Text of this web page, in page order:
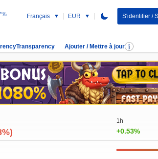
Français EUR S'identifier /
Ajouter / Mettre à jour
1h
+0.53%